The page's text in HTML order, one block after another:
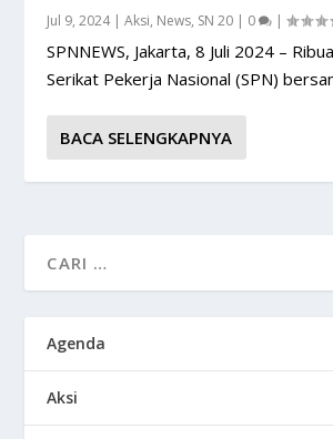
Jul 9, 2024|Aksi, News, SN 20 | 0 |
SPNNEWS, Jakarta, 8 Juli 2024 –
Serikat Pekerja Nasional (SPN)
BACA SELENGKAPNYA
Agenda
Aksi